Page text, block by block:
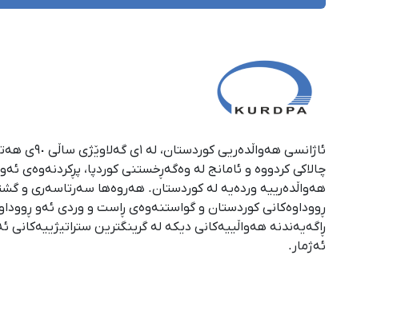
ئاژانسی
چالاکی کردووە و ئامانج لە وەگەڕخستنی كوردپا، پڕكردنەوەی
هەواڵدەرییە وردەیە لە كوردستان. هەروەها سەرتاسەری و
ڕووداوەكانی كوردستان و گواستنەوەی ڕاست و وردی ئەو
ڕاگەیەندنە هەواڵییەكانی دیكە لە گرینگترین ستراتیژییەكانی
ئەژمار.